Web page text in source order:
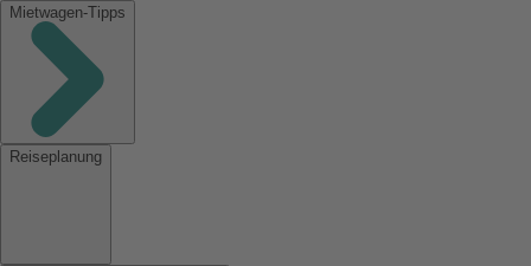
Mietwagen-Tipps
Reiseplanung